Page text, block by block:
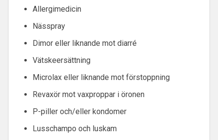
Allergimedicin
Nässpray
Dimor eller liknande mot diarré
Vätskeersättning
Microlax eller liknande mot förstoppning
Revaxör mot vaxproppar i öronen
P-piller och/eller kondomer
Lusschampo och luskam